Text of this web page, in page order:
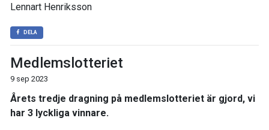
Lennart Henriksson
DELA
Medlemslotteriet
9 sep 2023
Årets tredje dragning på medlemslotteriet är gjord, vi
har 3 lyckliga vinnare.